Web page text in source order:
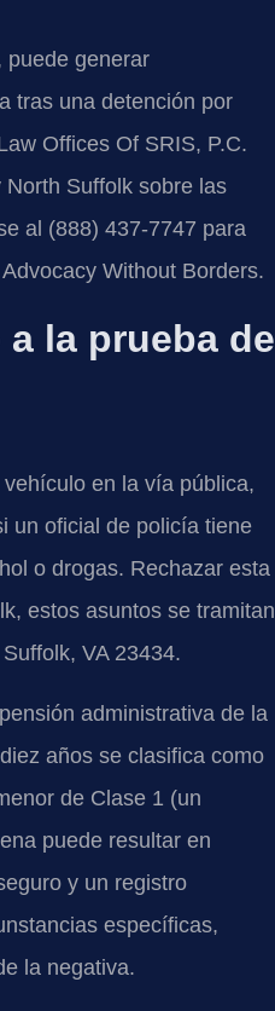
puede generar
tras una detención por
Offices Of SRIS, P.C.
Suffolk sobre las
al (888) 437-7747 para
Without Borders.
la prueba de
en la vía pública,
un oficial de policía tiene
o drogas. Rechazar esta
estos asuntos se tramitan
VA 23434.
administrativa de la
años se clasifica como
de Clase 1 (un
puede resultar en
y un registro
específicas,
la negativa.